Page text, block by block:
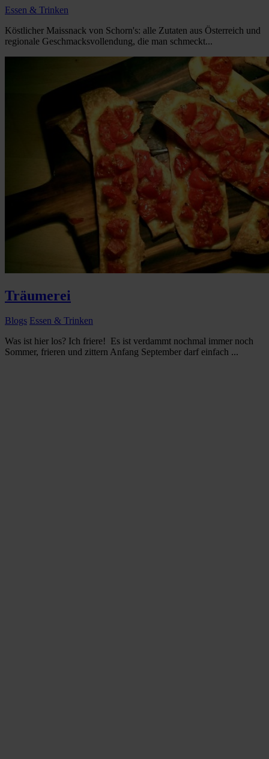
Essen & Trinken
Köstlicher Maissnack von Schorn's: alle Zutaten aus Österreich und
regionale Geschmacksvollendung, die man schmeckt...
Träumerei
Blogs Essen & Trinken
Was ist hier los? Ich friere! Es ist verdammt nochmal immer noch
Sommer, frieren und zittern Anfang September darf einfach ...